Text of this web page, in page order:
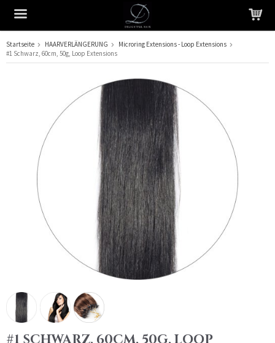
Das Produkt wurde in Ihren Warenkorb gelegt
Startseite HAARVERLÄNGERUNG
Microring Extensions - Loop Extensions
#1 Schwarz, 60cm, 50g, Loop Extensions